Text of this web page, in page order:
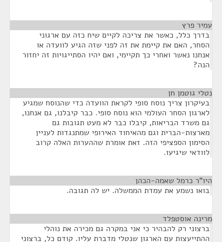
עמיר פרץ
בדרך כלל, כאשר את צריכה לקיים שיח כזה עם ארגוני
הסחר, האם את קיימת את זה לפני שזה הגיע לוועדה או
אנחנו נאשר ואחרי כך תקיימי, ואם יהיו הסתייגויות זה יחזור
הנה?
נטלי גוטמן חן
בעיקרון צריך נוסח סופי לקראת הוועדה כדי שהנוסח שמגיע
לארגון הסחר העולמי הוא נוסח סופי. כבר קיבלנו, גם אנחנו,
גם משרד הבריאות, קיבלו כבר לא מעט תגובות גם
מארצות-הברית וגם מהאיחוד האירופי שמתנגדות לעניין
הסימון הספציפי הזה. זאת אומרת שההערות האלה קרוב
לוודאי שיגיעו.
היו"ר כרמל שאמה-הכהן
בואו נשמע את עמדת הממשלה. יש לה תגובה.
מרינה אוסטפלד
ברצוני רק להבהיר כי אני במקרה גם מכירה את נוהלי
ההתייעצות עם הארגון שנטלי מדברת עליו. קודם כל, ברצוני